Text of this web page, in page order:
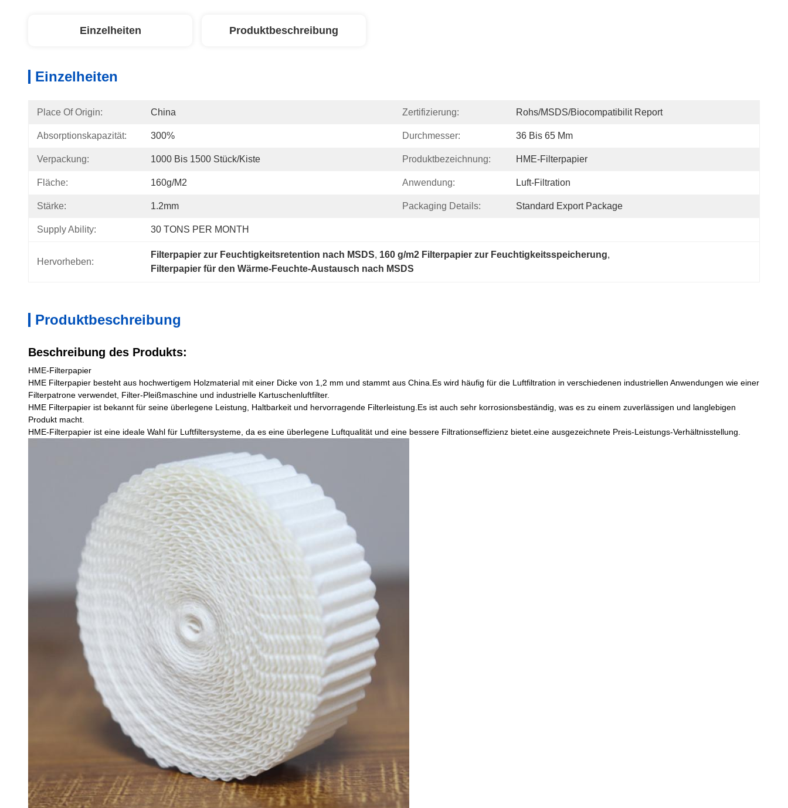
Einzelheiten Produktbeschreibung
Einzelheiten
Place Of Origin: China Zertifizierung: Rohs/MSDS/Biocompatibilit Report
Absorptionskapazität: 300% Durchmesser: 36 Bis 65 Mm
Verpackung: 1000 Bis 1500 Stück/Kiste Produktbezeichnung: HME-Filterpapier
Fläche: 160g/m2 Anwendung: Luft-Filtration
Stärke: 1.2mm Packaging Details: Standard Export Package
Supply Ability: 30 TONS PER MONTH
Hervorheben:
Filterpapier zur Feuchtigkeitsretention nach MSDS, 160 g/m2 Filterpapier zur Feuchtigkeitsspeicherung,
Filterpapier für den Wärme-Feuchte-Austausch nach MSDS
Produktbeschreibung
Beschreibung des Produkts:
HME-Filterpapier
HME Filterpapier besteht aus hochwertigem Holzmaterial mit einer Dicke von 1,2 mm und stammt aus China.Es wird häufig für die Luftfiltration in verschiedenen industriellen Anwendungen wie einer
Filterpatrone verwendet, Filter-Pleißmaschine und industrielle Kartuschenluftfilter.
HME Filterpapier ist bekannt für seine überlegene Leistung, Haltbarkeit und hervorragende Filterleistung.Es ist auch sehr korrosionsbeständig, was es zu einem zuverlässigen und langlebigen
Produkt macht.
HME-Filterpapier ist eine ideale Wahl für Luftfiltersysteme, da es eine überlegene Luftqualität und eine bessere Filtrationseffizienz bietet.eine ausgezeichnete Preis-Leistungs-Verhältnisstellung.